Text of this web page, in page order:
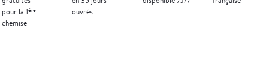
pour la 1ère
chemise
ouvrés